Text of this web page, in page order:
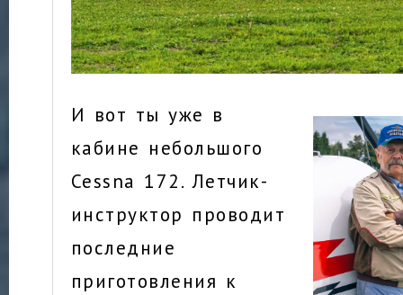
И вот ты уже в
кабине небольшого
Cessna 172. Летчик-
инструктор проводит
последние
приготовления к